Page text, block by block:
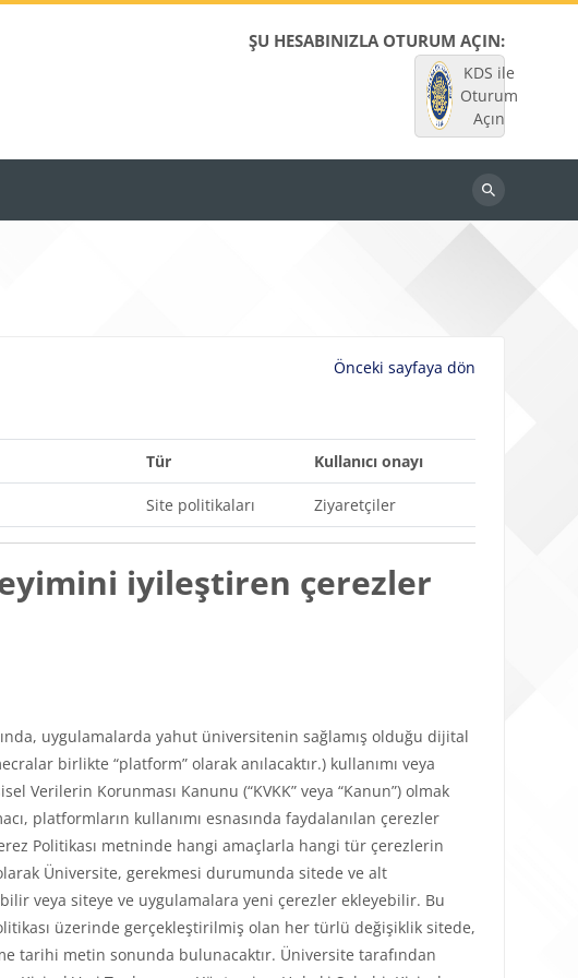
ŞU HESABINIZLA OTURUM AÇIN:
KDS ile
Oturum
Açın
Dersleri
ara
Önceki sayfaya dön
Tür Kullanıcı onayı
Site politikaları Ziyaretçiler
iyileştiren çerezler
uygulamalarda yahut üniversitenin sağlamış olduğu dijital
birlikte “platform” olarak anılacaktır.) kullanımı veya
Verilerin Korunması Kanunu (“KVKK” veya “Kanun”) olmak
platformların kullanımı esnasında faydalanılan çerezler
Politikası metninde hangi amaçlarla hangi tür çerezlerin
Üniversite, gerekmesi durumunda sitede ve alt
veya siteye ve uygulamalara yeni çerezler ekleyebilir. Bu
üzerinde gerçekleştirilmiş olan her türlü değişiklik sitede,
tarihi metin sonunda bulunacaktır. Üniversite tarafından